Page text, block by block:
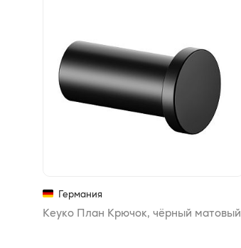
Германия
Кеуко План Крючок, чёрный матовый